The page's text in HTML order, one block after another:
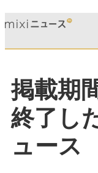
掲載期
終了し
ュース